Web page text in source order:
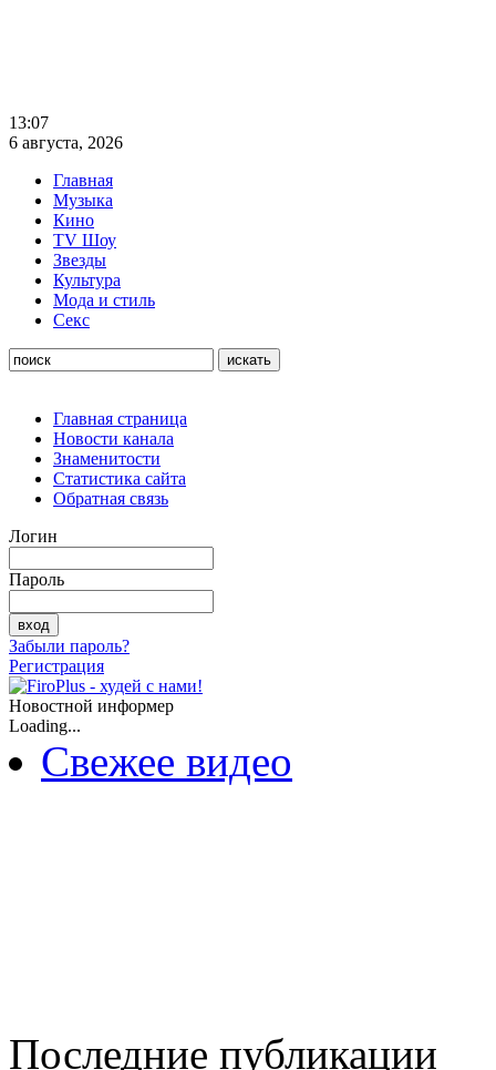
13:07
6 августа, 2026
Главная
Музыка
Кино
TV Шоу
Звезды
Культура
Мода и стиль
Секс
Главная страница
Новости канала
Знаменитости
Статистика сайта
Обратная связь
Логин
Пароль
Забыли пароль?
Регистрация
Новостной информер
Loading...
Свежее видео
Последние публикации